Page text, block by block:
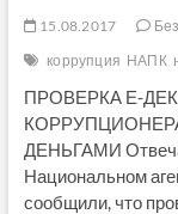
15.08.2017
коррупция НАПК
ПРОВЕРКА Е-
ДЕНЬГАМИ
Национальном
сообщили, что